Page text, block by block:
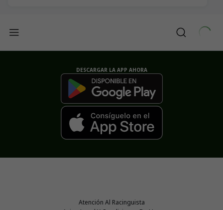
DESCARGAR LA APP AHORA
Atención Al Racinguista